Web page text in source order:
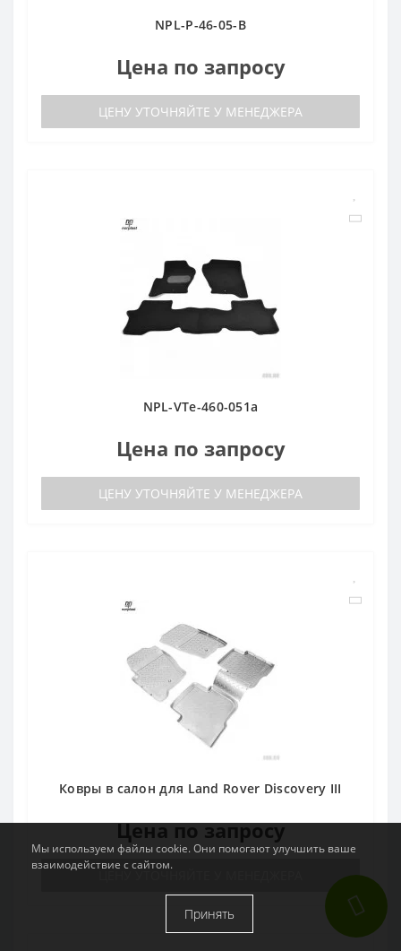
NPL-P-46-05-B
Цена по запросу
ЦЕНУ УТОЧНЯЙТЕ У МЕНЕДЖЕРА
NPL-VTe-460-051a
Цена по запросу
ЦЕНУ УТОЧНЯЙТЕ У МЕНЕДЖЕРА
Ковры в салон для Land Rover Discovery III
Цена по запросу
Мы используем файлы cookie. Они помогают улучшить ваше
взаимодействие с сайтом.
Принять